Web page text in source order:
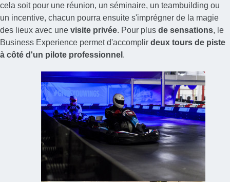
cela soit pour une réunion, un séminaire, un teambuilding ou
un incentive, chacun pourra ensuite s'imprégner de la magie
des lieux avec une visite privée. Pour plus de sensations, le
Business Experience permet d'accomplir deux tours de piste
à côté d'un pilote professionnel .